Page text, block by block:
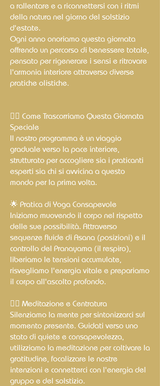
a rallentare e a riconnettersi con i ritmi
della natura nel giorno del solstizio
d'estate.
Ogni anno onoriamo questa giornata
offrendo un percorso di benessere totale,
pensato per rigenerare i sensi e ritrovare
l'armonia interiore attraverso diverse
pratiche olistiche.
🧘‍♂️ Come Trascorriamo Questa Giornata
Speciale
Il nostro programma è un viaggio
graduale verso la pace interiore,
strutturato per accogliere sia i praticanti
esperti sia chi si avvicina a questo
mondo per la prima volta.
🌟 Pratica di Yoga Consapevole
Iniziamo muovendo il corpo nel rispetto
delle sue possibilità. Attraverso
sequenze fluide di Asana (posizioni) e il
controllo del Pranayama (il respiro),
liberiamo le tensioni accumulate,
risvegliamo l'energia vitale e prepariamo
il corpo all'ascolto profondo.
🧘‍♀️ Meditazione e Centratura
Silenziamo la mente per sintonizzarci sul
momento presente. Guidati verso uno
stato di quiete e consapevolezza,
utilizziamo la meditazione per coltivare la
gratitudine, focalizzare le nostre
intenzioni e connetterci con l'energia del
gruppo e del solstizio.